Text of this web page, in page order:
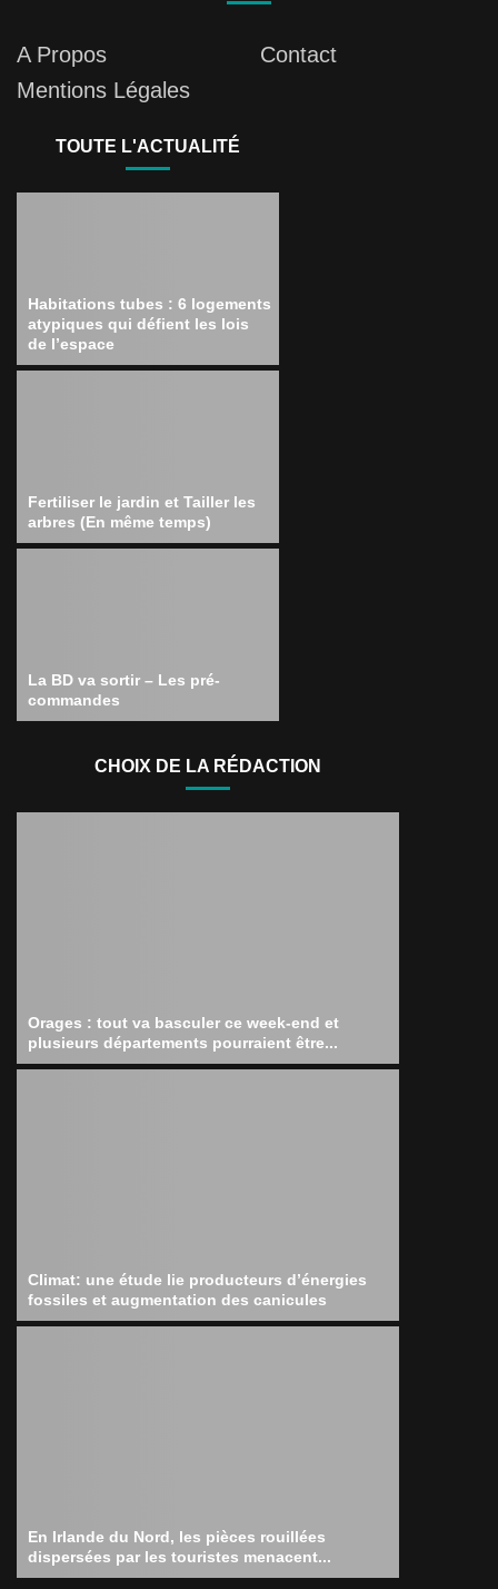
A Propos
Contact
Mentions Légales
TOUTE L'ACTUALITÉ
Habitations tubes : 6 logements
atypiques qui défient les lois
de l’espace
Fertiliser le jardin et Tailler les
arbres (En même temps)
La BD va sortir – Les pré-
commandes
CHOIX DE LA RÉDACTION
Orages : tout va basculer ce week-end et
plusieurs départements pourraient être...
Climat: une étude lie producteurs d’énergies
fossiles et augmentation des canicules
En Irlande du Nord, les pièces rouillées
dispersées par les touristes menacent...